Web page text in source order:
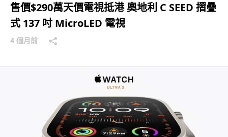
售價$290萬天價電視抵港 奧地利 C SEED 摺疊
式 137 吋 MicroLED 電視
4 個月前